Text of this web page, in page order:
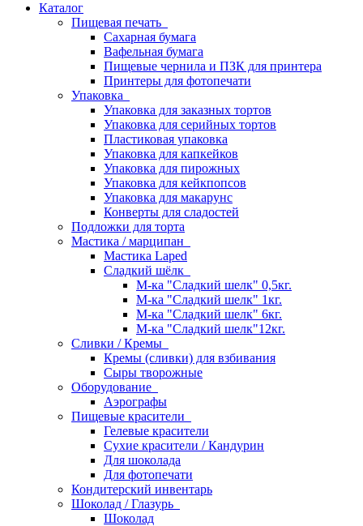
Каталог
Пищевая печать
Сахарная бумага
Вафельная бумага
Пищевые чернила и ПЗК для принтера
Принтеры для фотопечати
Упаковка
Упаковка для заказных тортов
Упаковка для серийных тортов
Пластиковая упаковка
Упаковка для капкейков
Упаковка для пирожных
Упаковка для кейкпопсов
Упаковка для макарунс
Конверты для сладостей
Подложки для торта
Мастика / марципан
Мастика Laped
Сладкий шёлк
М-ка "Сладкий шелк" 0,5кг.
М-ка "Сладкий шелк" 1кг.
М-ка "Сладкий шелк" 6кг.
М-ка "Сладкий шелк"12кг.
Сливки / Кремы
Кремы (сливки) для взбивания
Сыры творожные
Оборудование
Аэрографы
Пищевые красители
Гелевые красители
Сухие красители / Кандурин
Для шоколада
Для фотопечати
Кондитерский инвентарь
Шоколад / Глазурь
Шоколад